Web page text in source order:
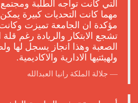
التي كانت تواجه الطلبة
مهما كانت التحديات كبيرة
مؤكدة ان الجامعة تميزت وكانت
تشجع الابتكار والريادة رغم
الصعبة وهذا انجاز يسجل لها
ولهيئتيها الادارية والاكاديمية.
جلالة الملكة رانيا العبدالله